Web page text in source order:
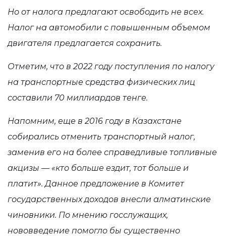
Но от налога предлагают освободить не всех.
Налог на автомобили с повышенным объемом
двигателя предлагается сохранить.
Отметим, что в 2022 году поступления по налогу
на транспортные средства физических лиц
составили 70 миллиардов тенге.
Напомним, еще в 2016 году в Казахстане
собирались отменить транспортный налог,
заменив его на более справедливые топливные
акцизы — «кто больше ездит, тот больше и
платит». Данное предложение в Комитет
государственных доходов внесли алматинские
чиновники. По мнению госслужащих,
нововведение помогло бы существенно